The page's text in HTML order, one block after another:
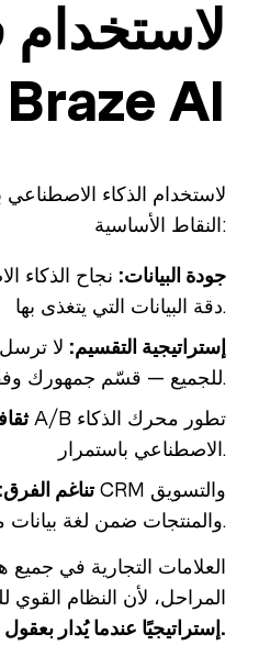
لاستخدام
Braze AI
لاستخدام الذكاء
النقاط الأساسية:
جودة البيانات: نجاح الذكاء
دقة البيانات التي يتغذى بها.
إستراتيجية التقسيم: لا
للجميع — قسّم جمهورك وفقًا للسلوك.
الاصطناعي باستمرار.
تناغم الفرق:
والمنتجات ضمن لغة بيانات موحدة.
المراحل، لأن النظام القوي
إستراتيجيًا عندما يُدار بعقول خبيرة.